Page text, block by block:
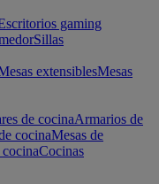
gaming
Sillas
extensiblesMesas
de cocinaArmarios de
cocinaMesas de
cocinaCocinas